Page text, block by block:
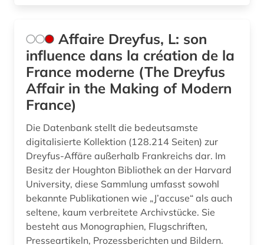
dresden (2)
dreyfus-affäre (1)
drittes reich (2)
dänisch (2)
e-learning (1)
edition (1)
einführung (2)
einsprachiges wörterbuch (1)
Affaire Dreyfus, L: son
influence dans la création de la
France moderne (The Dreyfus
Affair in the Making of Modern
France)
Die Datenbank stellt die bedeutsamste
digitalisierte Kollektion (128.214 Seiten) zur
Dreyfus-Affäre außerhalb Frankreichs dar. Im
Besitz der Houghton Bibliothek an der Harvard
University, diese Sammlung umfasst sowohl
bekannte Publikationen wie „J’accuse“ als auch
seltene, kaum verbreitete Archivstücke. Sie
besteht aus Monographien, Flugschriften,
Presseartikeln, Prozessberichten und Bildern.